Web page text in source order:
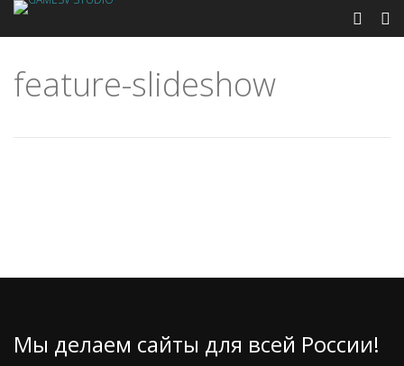
feature-slideshow
Мы делаем сайты для всей России!